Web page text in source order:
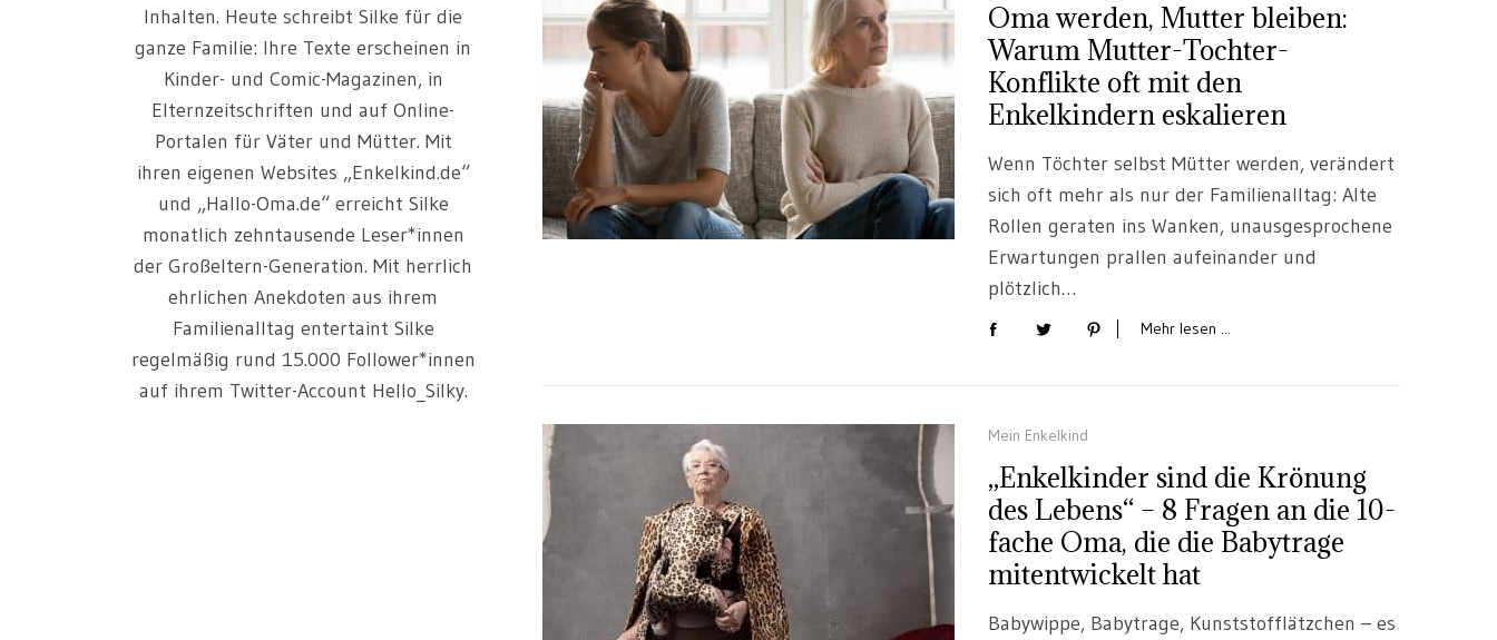
Inhalten. Heute schreibt Silke für die
ganze Familie: Ihre Texte erscheinen in
Kinder- und Comic-Magazinen, in
Elternzeitschriften und auf Online-
Portalen für Väter und Mütter. Mit
ihren eigenen Websites „Enkelkind.de“
und „Hallo-Oma.de“ erreicht Silke
monatlich zehntausende Leser*innen
der Großeltern-Generation. Mit herrlich
ehrlichen Anekdoten aus ihrem
Familienalltag entertaint Silke
regelmäßig rund 15.000 Follower*innen
auf ihrem Twitter-Account Hello_Silky.
Oma werden, Mutter bleiben:
Warum Mutter-Tochter-
Konflikte oft mit den
Enkelkindern eskalieren
Wenn Töchter selbst Mütter werden, verändert
sich oft mehr als nur der Familienalltag: Alte
Rollen geraten ins Wanken, unausgesprochene
Erwartungen prallen aufeinander und
plötzlich…
Mehr lesen ...
Mein Enkelkind
„Enkelkinder sind die Krönung
des Lebens“ – 8 Fragen an die 10-
fache Oma, die die Babytrage
mitentwickelt hat
Babywippe, Babytrage, Kunststofflätzchen – es